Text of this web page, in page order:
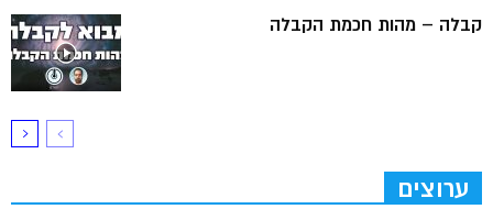
קבלה – מהות חכמת הקבלה
ערוצים